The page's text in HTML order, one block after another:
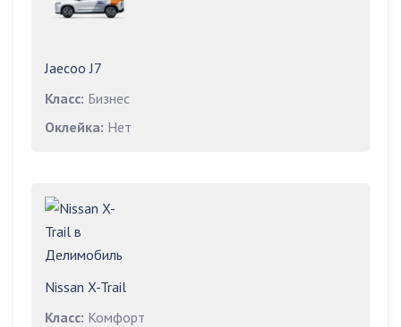
Jaecoo J7
Класс: Бизнес
Оклейка: Нет
Nissan X-Trail
Класс: Комфорт